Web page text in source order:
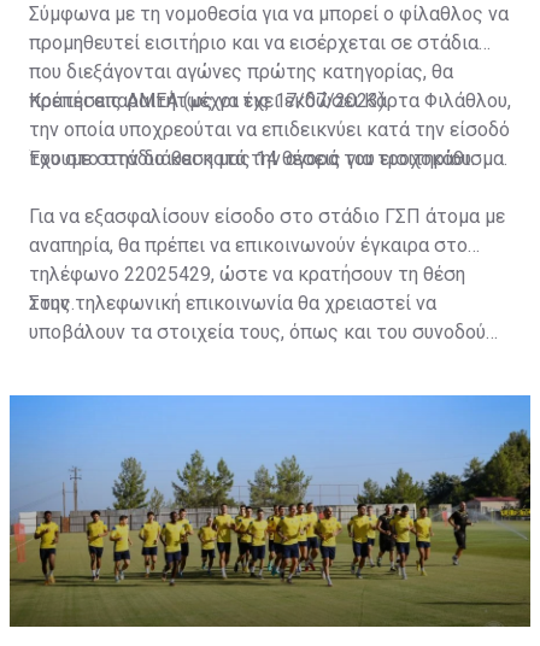
Σύμφωνα με τη νομοθεσία για να μπορεί ο φίλαθλος να
προμηθευτεί εισιτήριο και να εισέρχεται σε στάδια
που διεξάγονται αγώνες πρώτης κατηγορίας, θα
πρέπει απαραιτήτως να έχει εκδώσει Κάρτα Φιλάθλου,
την οποία υποχρεούται να επιδεικνύει κατά την είσοδό
του στο στάδιο και κατά την αγορά του εισιτηρίου.
Κρατήσεις ΑΜΕΑ (μέχρι τις 17/07/2023)
Έχουμε στην διάθεση μας 14 θέσεις για τροχοκάθισμα.
Για να εξασφαλίσουν είσοδο στο στάδιο ΓΣΠ άτομα με
αναπηρία, θα πρέπει να επικοινωνούν έγκαιρα στο
τηλέφωνο 22025429, ώστε να κρατήσουν τη θέση
τους.
Στην τηλεφωνική επικοινωνία θα χρειαστεί να
υποβάλουν τα στοιχεία τους, όπως και του συνοδού